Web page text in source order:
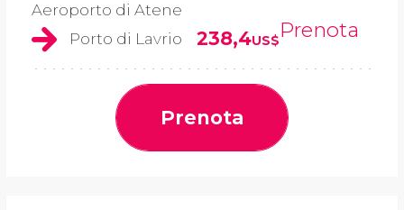
Aeroporto di Atene
Porto di Lavrio
238,4US$Prenota
Prenota